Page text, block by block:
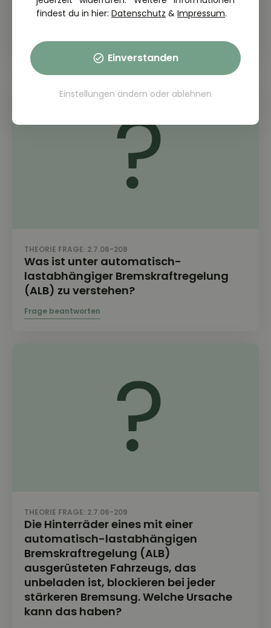
Geschwindigkeitsregler (Tempomat)
THEORIE FRAGE: 2.7.06-208
Was ist unter automatisch-
lastabhängiger Bremskraftregelung
(ALB) zu verstehen?
THEORIE FRAGE: 2.7.06-209
Die Hinterräder eines mit einer
automatisch-lastabhängigen
Bremskraftregelung (ALB)
ausgerüsteten Fahrzeugs, das
unbeladen ist, blockieren bei jeder
stärkeren Bremsung. Welche Ursache
kann das haben?
findest du in hier: Datenschutz & Impressum.
Einverstanden
Einstellungen ändern oder ablehnen